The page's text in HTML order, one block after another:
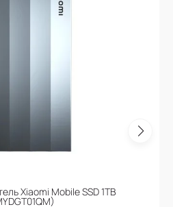
Xiaomi Mobile SSD 1TB